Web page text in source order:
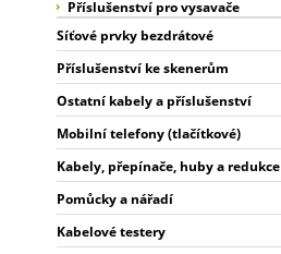
Příslušenství pro vysavače
Síťové prvky bezdrátové
Příslušenství ke skenerům
Ostatní kabely a příslušenství
Mobilní telefony (tlačítkové)
Kabely, přepínače, huby a redukce
Pomůcky a nářadí
Kabelové testery